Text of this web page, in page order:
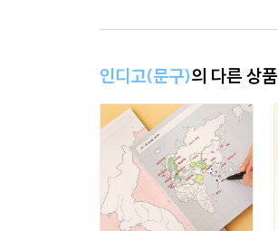
인디고(문구)의 다른 상품